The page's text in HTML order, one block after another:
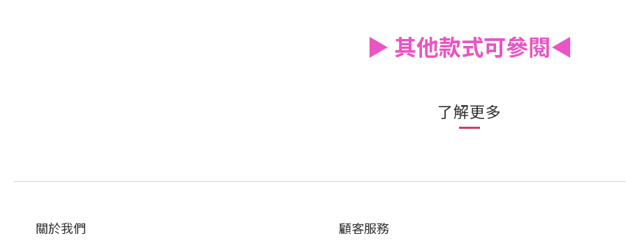
▶️ 其他款式可參閱◀️
了解更多
關於我們 顧客服務